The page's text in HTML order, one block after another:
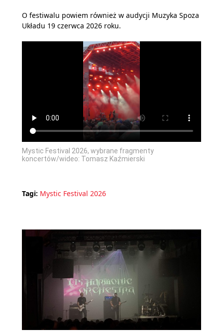
O festiwalu powiem również w audycji Muzyka Spoza
Układu 19 czerwca 2026 roku.
Mystic Festival 2026, wybrane fragmenty
koncertów/wideo: Tomasz Kaźmierski
Tagi: Mystic Festival 2026